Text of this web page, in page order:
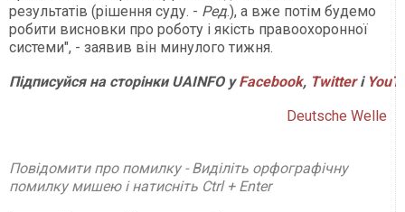
результатів (рішення суду. - Ред.), а вже потім будемо
робити висновки про роботу і якість правоохоронної
системи", - заявив він минулого тижня.
Підписуйся на сторінки UAINFO уFacebook, Twitterі
Deutsche Welle
Повідомити про помилку - Виділіть орфографічну
помилку мишею і натисніть Ctrl + Enter